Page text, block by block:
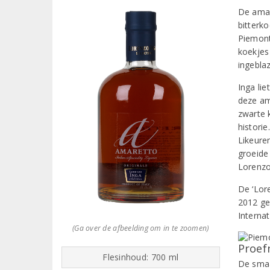
(Ga over de afbeelding om in te zoomen)
Flesinhoud: 700 ml
De
Inga
deze
zwarte
De
2012
De